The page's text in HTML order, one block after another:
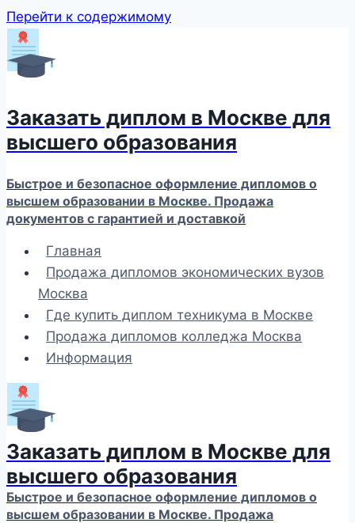
Перейти к содержимому
Заказать диплом в Москве для
высшего образования
Быстрое и безопасное оформление дипломов о
высшем образовании в Москве. Продажа
документов с гарантией и доставкой
Главная
Продажа дипломов экономических вузов
Москва
Где купить диплом техникума в Москве
Продажа дипломов колледжа Москва
Информация
Заказать диплом в Москве для
высшего образования
Быстрое и безопасное оформление дипломов о
высшем образовании в Москве. Продажа